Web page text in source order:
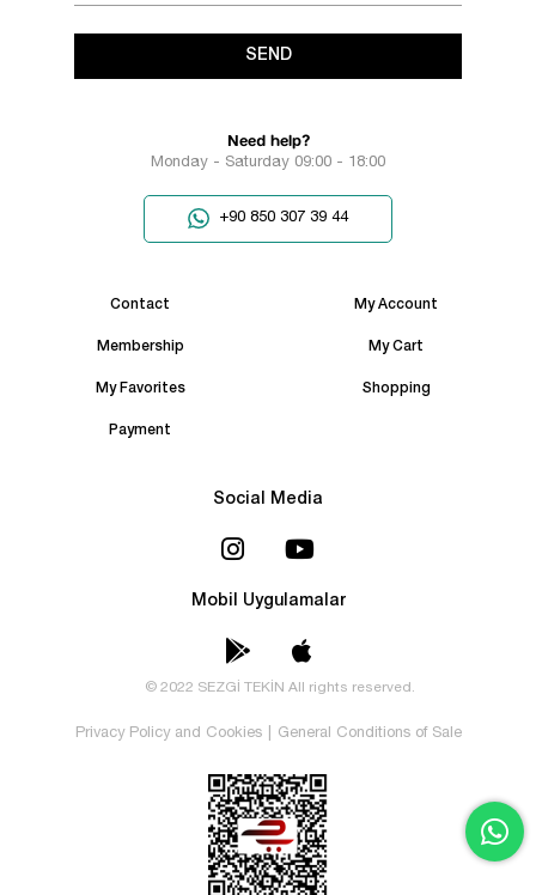
SEND
Need help?
Monday - Saturday 09:00 - 18:00
+90 850 307 39 44
Contact My Account
Membership My Cart
My Favorites Shopping
Payment
Social Media
Mobil Uygulamalar
© 2022 SEZGİ TEKİN All rights reserved.
Privacy Policy and Cookies General Conditions of Sale